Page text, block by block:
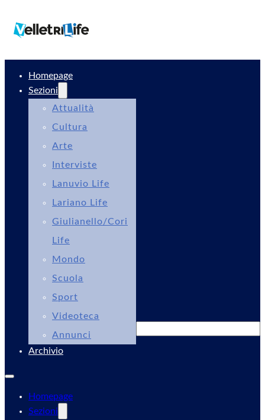
Homepage
Sezioni
Attualità
Cultura
Arte
Interviste
Lanuvio Life
Lariano Life
Giulianello/Cori
Life
Mondo
Scuola
Sport
Videoteca
Annunci
Archivio
Homepage
Sezioni